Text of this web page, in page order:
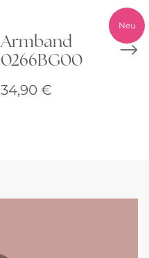
Neu
Armband
0266BG00
34,90 €